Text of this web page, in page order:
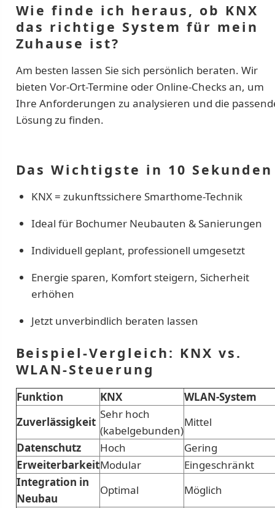
Wie finde ich heraus, ob KNX
das richtige System für mein
Zuhause ist?
Am besten lassen Sie sich persönlich beraten. Wir
bieten Vor-Ort-Termine oder Online-Checks an, um
Ihre Anforderungen zu analysieren und die
Lösung zu finden.
Das Wichtigste in 10 Sekunden
KNX = zukunftssichere Smarthome-Technik
Ideal für Bochumer Neubauten & Sanierungen
Individuell geplant, professionell umgesetzt
Energie sparen, Komfort steigern, Sicherheit
erhöhen
Jetzt unverbindlich beraten lassen
Beispiel-Vergleich: KNX vs.
WLAN-Steuerung
Funktion KNX
WLAN-System
Zuverlässigkeit
Sehr hoch
(kabelgebunden)
Mittel
Datenschutz
Hoch
Gering
ErweiterbarkeitModular
Eingeschränkt
Integration in
Neubau
Optimal Möglich